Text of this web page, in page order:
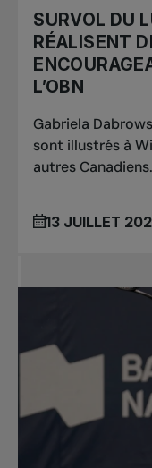
SURVOL DU
RÉALISENT
L’OBN
Gabriela
sont illustrés à
autres
13 JUILLET